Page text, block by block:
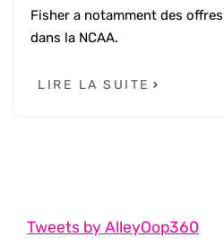
Fisher a notamment des
dans la NCAA.
LIRE LA SUITE
Tweets by AlleyOop360